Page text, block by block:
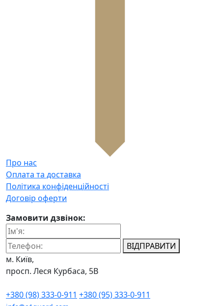
Про нас
Оплата та доставка
Політика конфіденційності
Договір оферти
Замовити дзвінок:
ВІДПРАВИТИ
м. Київ,
просп. Леся Курбаса, 5В
+380 (98) 333-0-911 +380 (95) 333-0-911